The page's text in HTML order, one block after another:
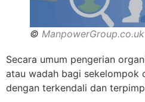
© ManpowerGroup.co.uk
Secara umum pengerian
atau wadah bagi sekelompok
dengan terkendali dan